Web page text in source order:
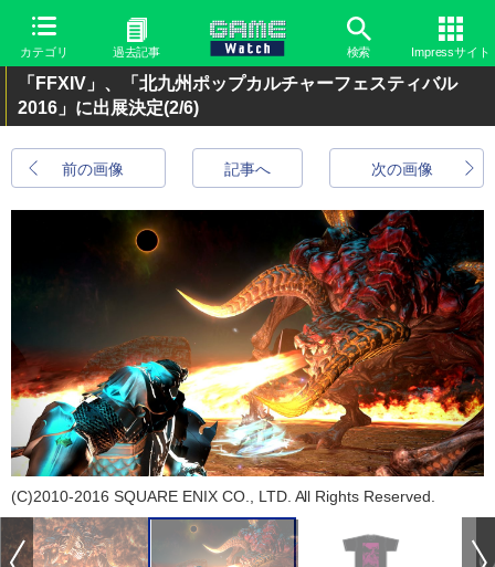
カテゴリ 過去記事 検索 Impressサイト
「FFXIV」、「北九州ポップカルチャーフェスティバル
2016」に出展決定(2/6)
前の画像 次の画像
記事へ
(C)2010-2016 SQUARE ENIX CO., LTD. All Rights Reserved.